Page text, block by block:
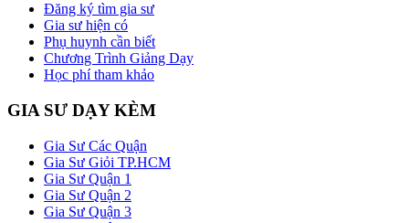
Đăng ký tìm gia sư
Gia sư hiện có
Phụ huynh cần biết
Chương Trình Giảng Dạy
Học phí tham khảo
GIA SƯ DẠY KÈM
Gia Sư Các Quận
Gia Sư Giỏi TP.HCM
Gia Sư Quận 1
Gia Sư Quận 2
Gia Sư Quận 3